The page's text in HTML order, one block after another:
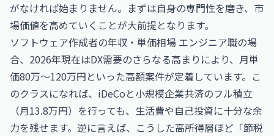
がなければ始まりません。まずは自身の専門性を磨き、市
場価値を高めていくことが大前提となります。
ソフトウェア作成者の年収・単価相場 エンジニア職の場
合、2026年現在はDX需要のさらなる高まりにより、月単
価80万〜120万円といった高額案件が定着しています。こ
のクラスになれば、iDeCoと小規模企業共済のフル積立
（月13.8万円）を行っても、生活費や自己投資に十分な余
力を残せます。逆に言えば、こうした高所得層ほど「節税